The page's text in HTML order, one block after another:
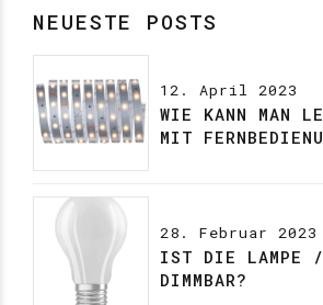
NEUESTE POSTS
12. April 2023
WIE KANN MAN
MIT
28. Februar 2023
IST DIE LAMPE /
DIMMBAR?